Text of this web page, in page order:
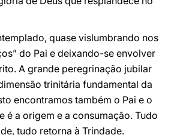
quase vislumbrando nos
do Pai e deixando-se envolver
A grande peregrinação jubilar
trinitária fundamental da
encontramos também o Pai e o
é a origem e a consumação. Tudo
tudo retorna à Trindade.